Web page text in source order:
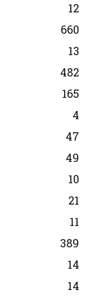
12
660
13
482
165
4
47
49
10
21
11
389
14
14